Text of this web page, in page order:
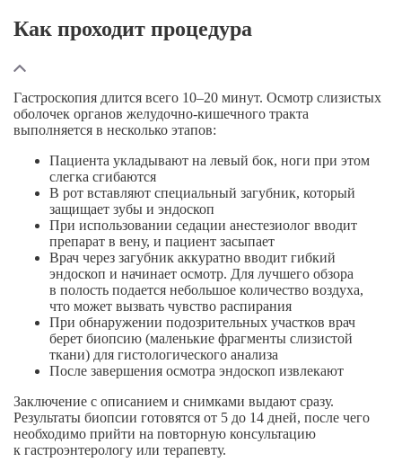
Как проходит процедура
Гастроскопия длится всего 10–20 минут. Осмотр слизистых
оболочек органов желудочно-кишечного тракта
выполняется в несколько этапов:
Пациента укладывают на левый бок, ноги при этом
слегка сгибаются
В рот вставляют специальный загубник, который
защищает зубы и эндоскоп
При использовании седации анестезиолог вводит
препарат в вену, и пациент засыпает
Врач через загубник аккуратно вводит гибкий
эндоскоп и начинает осмотр. Для лучшего обзора
в полость подается небольшое количество воздуха,
что может вызвать чувство распирания
При обнаружении подозрительных участков врач
берет биопсию (маленькие фрагменты слизистой
ткани) для гистологического анализа
После завершения осмотра эндоскоп извлекают
Заключение с описанием и снимками выдают сразу.
Результаты биопсии готовятся от 5 до 14 дней, после чего
необходимо прийти на повторную консультацию
к гастроэнтерологу или терапевту.